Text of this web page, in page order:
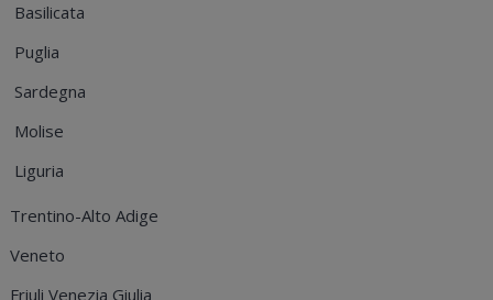
Basilicata
Puglia
Sardegna
Molise
Liguria
Trentino-Alto Adige
Veneto
Friuli Venezia Giulia